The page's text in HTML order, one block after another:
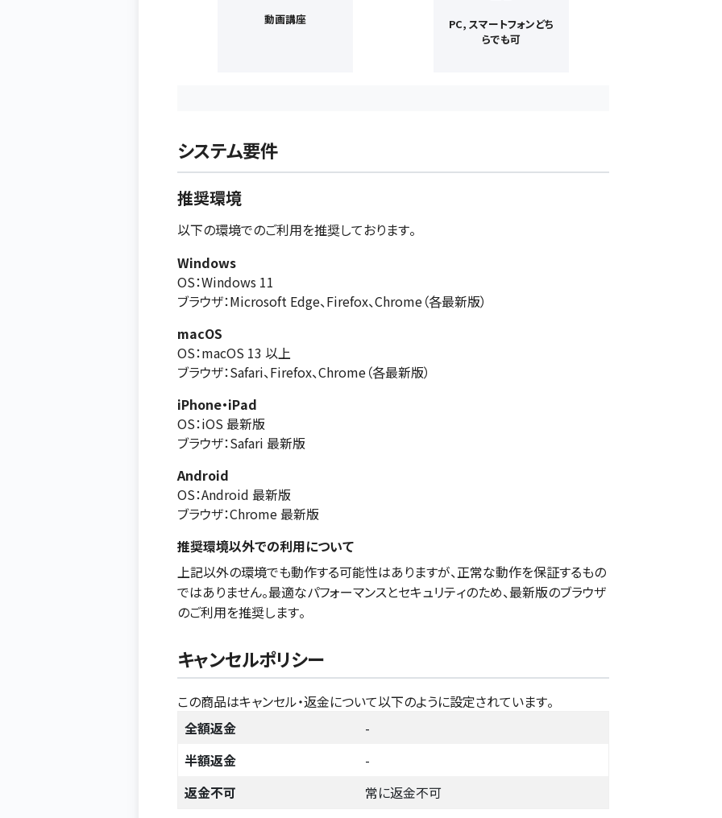
動画講座
PC, スマートフォンどち
らでも可
システム要件
推奨環境
以下の環境でのご利用を推奨しております。
Windows
OS：Windows 11
ブラウザ：Microsoft Edge、Firefox、Chrome（各最新版）
macOS
OS：macOS 13 以上
ブラウザ：Safari、Firefox、Chrome（各最新版）
iPhone・iPad
OS：iOS 最新版
ブラウザ：Safari 最新版
Android
OS：Android 最新版
ブラウザ：Chrome 最新版
推奨環境以外での利用について
上記以外の環境でも動作する可能性はありますが、正常な動作を保証するもの
ではありません。最適なパフォーマンスとセキュリティのため、最新版のブラウザ
のご利用を推奨します。
キャンセルポリシー
この商品はキャンセル・返金について以下のように設定されています。
全額返金
-
半額返金
-
返金不可
常に返金不可